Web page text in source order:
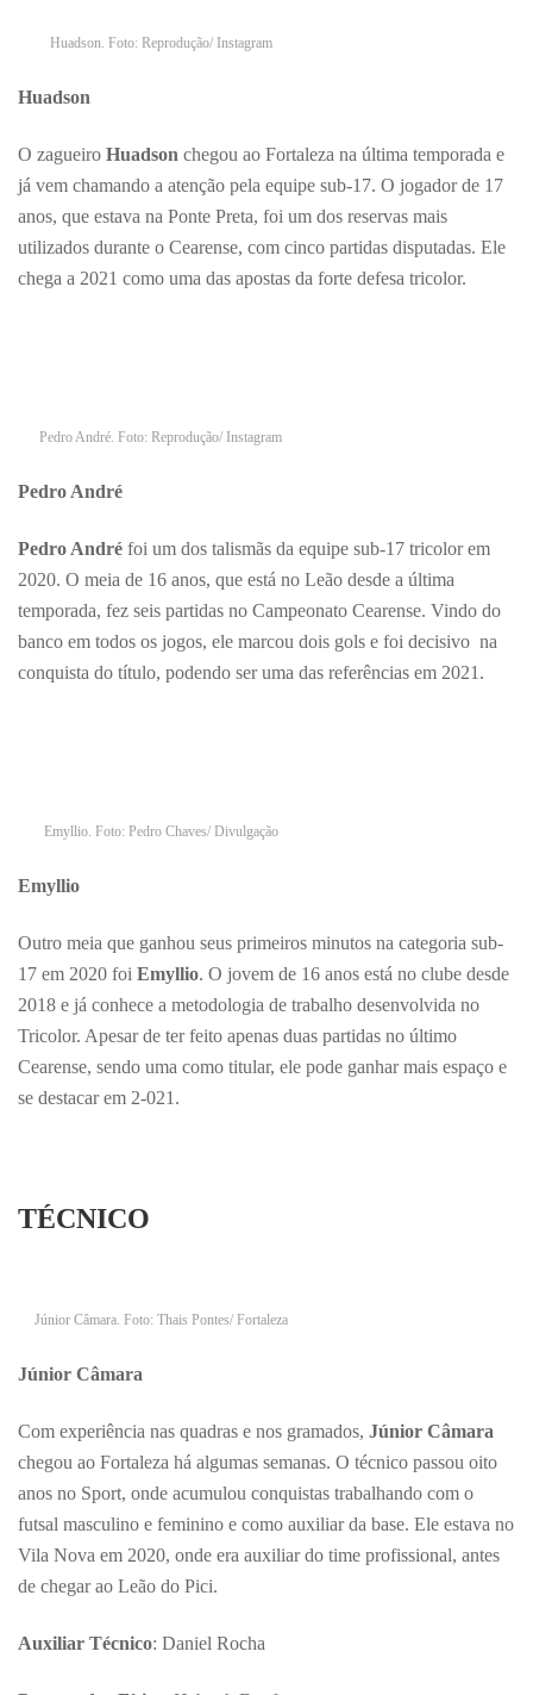
Huadson. Foto: Reprodução/ Instagram
Huadson
O zagueiro Huadson chegou ao Fortaleza na última temporada e
já vem chamando a atenção pela equipe sub-17. O jogador de 17
anos, que estava na Ponte Preta, foi um dos reservas mais
utilizados durante o Cearense, com cinco partidas disputadas. Ele
chega a 2021 como uma das apostas da forte defesa tricolor.
Pedro André. Foto: Reprodução/ Instagram
Pedro André
Pedro André foi um dos talismãs da equipe sub-17 tricolor em
2020. O meia de 16 anos, que está no Leão desde a última
temporada, fez seis partidas no Campeonato Cearense. Vindo do
banco em todos os jogos, ele marcou dois gols e foi decisivo na
conquista do título, podendo ser uma das referências em 2021.
Emyllio. Foto: Pedro Chaves/ Divulgação
Emyllio
Outro meia que ganhou seus primeiros minutos na categoria sub-
17 em 2020 foi Emyllio. O jovem de 16 anos está no clube desde
2018 e já conhece a metodologia de trabalho desenvolvida no
Tricolor. Apesar de ter feito apenas duas partidas no último
Cearense, sendo uma como titular, ele pode ganhar mais espaço e
se destacar em 2-021.
TÉCNICO
Júnior Câmara. Foto: Thais Pontes/ Fortaleza
Júnior Câmara
Com experiência nas quadras e nos gramados, Júnior Câmara
chegou ao Fortaleza há algumas semanas. O técnico passou oito
anos no Sport, onde acumulou conquistas trabalhando com o
futsal masculino e feminino e como auxiliar da base. Ele estava no
Vila Nova em 2020, onde era auxiliar do time profissional, antes
de chegar ao Leão do Pici.
Auxiliar Técnico: Daniel Rocha